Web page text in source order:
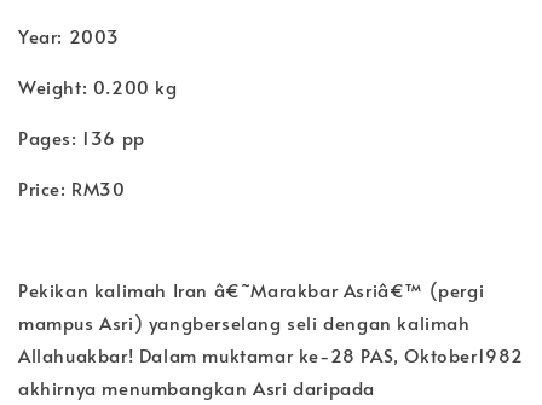
Year: 2003
Weight: 0.200 kg
Pages: 136 pp
Price: RM30
Pekikan kalimah Iran â€˜Marakbar Asriâ€™ (pergi
mampus Asri) yangberselang seli dengan kalimah
Allahuakbar! Dalam muktamar ke-28 PAS, Oktober1982
akhirnya menumbangkan Asri daripada